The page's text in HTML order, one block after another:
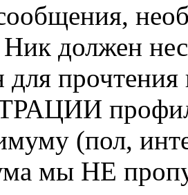
должен
для
профиль
(пол,
мы НЕ